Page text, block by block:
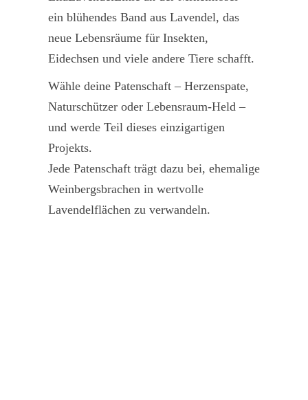
ein blühendes Band aus Lavendel, das
neue Lebensräume für Insekten,
Eidechsen und viele andere Tiere schafft.
Wähle deine Patenschaft – Herzenspate,
Naturschützer oder Lebensraum-Held –
und werde Teil dieses einzigartigen
Projekts.
Jede Patenschaft trägt dazu bei, ehemalige
Weinbergsbrachen in wertvolle
Lavendelflächen zu verwandeln.